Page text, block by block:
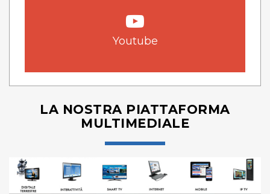
Youtube
LA NOSTRA PIATTAFORMA
MULTIMEDIALE